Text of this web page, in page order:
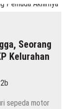
Seorang
Kelurahan
sepeda motor